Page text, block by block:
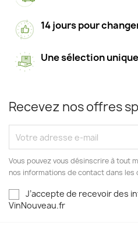
14 jours pour
Une sélection
Recevez nos offres
Vous pouvez vous désinscrire à tout
nos informations de contact dans
J’accepte de recevoir des
VinNouveau.fr